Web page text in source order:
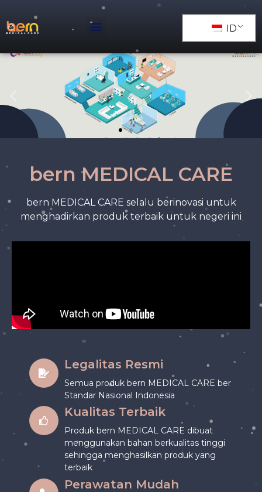
ID
bern MEDICAL CARE
bern MEDICAL CARE selalu berinovasi untuk
menghadirkan produk terbaik untuk negeri ini
Legalitas Resmi
Semua produk bern MEDICAL CARE ber
Standar Nasional Indonesia
Kualitas Terbaik
Produk bern MEDICAL CARE dibuat
menggunakan bahan berkualitas tinggi
sehingga menghasilkan produk yang
terbaik
Perawatan Mudah